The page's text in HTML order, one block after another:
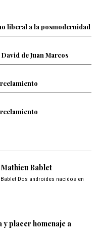
liberal a la posmodernidad
de Juan Marcos
Bablet
Dos androides nacidos en
placer homenaje a